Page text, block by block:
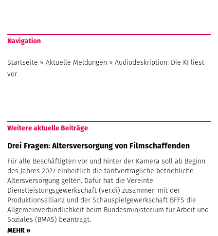
Navigation
Startseite » Aktuelle Meldungen » Audiodeskription: Die KI liest
vor
Weitere aktuelle Beiträge
Drei Fragen: Altersversorgung von Filmschaffenden
Für alle Beschäftigten vor und hinter der Kamera soll ab Beginn
des Jahres 2027 einheitlich die tarifvertragliche betriebliche
Altersversorgung gelten. Dafür hat die Vereinte
Dienstleistungsgewerkschaft (ver.di) zusammen mit der
Produktionsallianz und der Schauspielgewerkschaft BFFS die
Allgemeinverbindlichkeit beim Bundesministerium für Arbeit und
Soziales (BMAS) beantragt.
MEHR »